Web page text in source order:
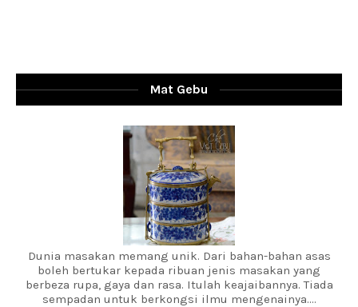
Mat Gebu
Dunia masakan memang unik. Dari bahan-bahan asas
boleh bertukar kepada ribuan jenis masakan yang
berbeza rupa, gaya dan rasa. Itulah keajaibannya. Tiada
sempadan untuk berkongsi ilmu mengenainya....